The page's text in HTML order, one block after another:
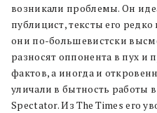
возникали проблемы. Он
публицист, тексты его
они по-большевистски
разносят оппонента в пух и
фактов, а иногда и
уличали в бытность работы
Spectator. Из The Times его